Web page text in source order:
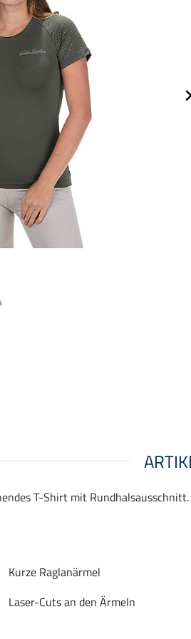
T-Shirt mit
Kurze Raglanärmel
Laser-Cuts an den Ärmeln